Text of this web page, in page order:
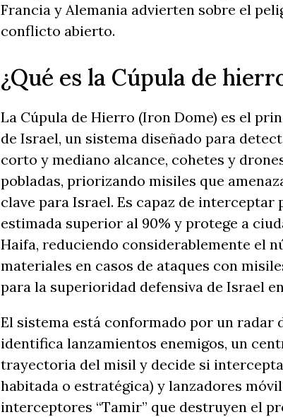
Francia y Alemania advierten sobre el
conflicto abierto.
¿Qué es la Cúpula de
La Cúpula de Hierro (Iron Dome) es el
de Israel, un sistema diseñado para
corto y mediano alcance, cohetes y
pobladas, priorizando misiles que
clave para Israel. Es capaz de
estimada superior al 90% y protege a
Haifa, reduciendo considerablemente el
materiales en casos de ataques con
para la superioridad defensiva de Israel
El sistema está conformado por un radar
identifica lanzamientos enemigos, un
trayectoria del misil y decide si
habitada o estratégica) y lanzadores
interceptores “Tamir” que destruyen el